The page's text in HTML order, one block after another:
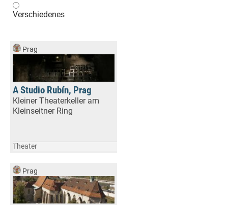
Verschiedenes
Prag
A Studio Rubín, Prag
Kleiner Theaterkeller am
Kleinseitner Ring
Theater
Prag